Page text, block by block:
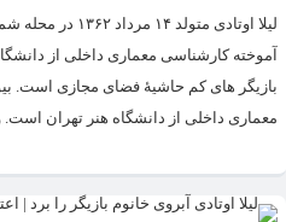
لیلا اوتادی
معماری داخلی از دانشگاه هنر تهران